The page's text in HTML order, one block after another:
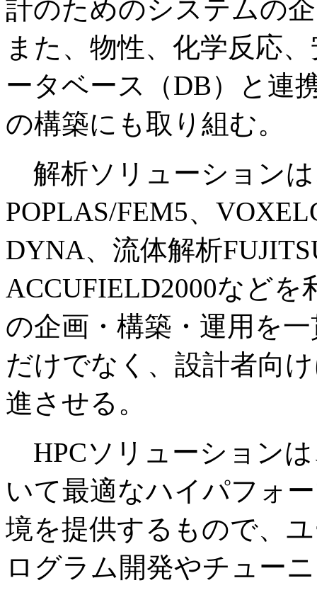
計のためのシステムの
また、物性、化学反応
ータベース（DB）と連
の構築にも取り組む。
解析ソリューション
POPLAS/FEM5、
DYNA、流体解析
ACCUFIELD2000など
の企画・構築・運用を
だけでなく、設計者向
進させる。
HPCソリューション
いて最適なハイパフォ
境を提供するもので、
ログラム開発やチュー